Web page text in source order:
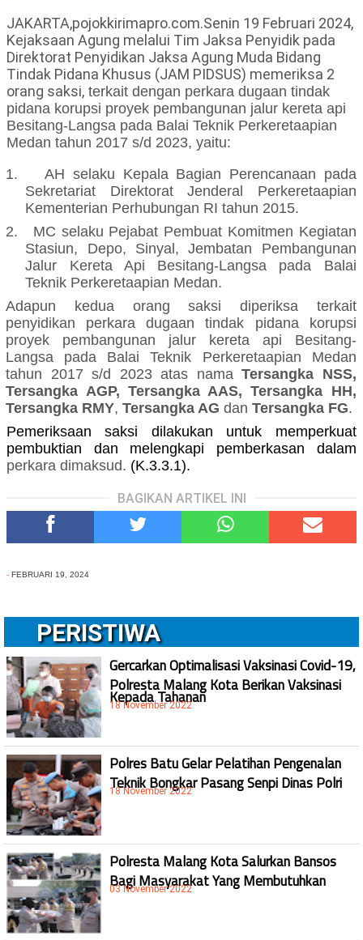
JAKARTA,pojokkirimapro.com.Senin 19 Februari 2024,
Kejaksaan Agung melalui Tim Jaksa Penyidik pada
Direktorat Penyidikan Jaksa Agung Muda Bidang
Tindak Pidana Khusus (JAM PIDSUS) memeriksa 2
orang saksi, terkait dengan perkara dugaan tindak
pidana korupsi proyek pembangunan jalur kereta api
Besitang-Langsa pada Balai Teknik Perkeretaapian
Medan tahun 2017 s/d 2023, yaitu:
1.
AH selaku Kepala Bagian Perencanaan pada
Sekretariat Direktorat Jenderal Perkeretaapian
Kementerian Perhubungan RI tahun 2015.
2.
MC selaku Pejabat Pembuat Komitmen Kegiatan
Stasiun, Depo, Sinyal, Jembatan Pembangunan
Jalur Kereta Api Besitang-Langsa pada Balai
Teknik Perkeretaapian Medan.
Adapun kedua orang saksi diperiksa terkait
penyidikan perkara dugaan tindak pidana korupsi
proyek pembangunan jalur kereta api Besitang-
Langsa pada Balai Teknik Perkeretaapian Medan
tahun 2017 s/d 2023atas namaTersangka NSS,
Tersangka AGP, Tersangka AAS, Tersangka HH,
Tersangka RMY,Tersangka AGdanTersangka FG.
Pemeriksaan saksi dilakukan untuk memperkuat
pembuktian dan melengkapi pemberkasan dalam
perkara dimaksud. (K.3.3.1).
BAGIKAN ARTIKEL INI
- FEBRUARI 19, 2024
PERISTIWA
Gercarkan Optimalisasi Vaksinasi Covid-19,
Polresta Malang Kota Berikan Vaksinasi
Kepada Tahanan
18 November 2022
Polres Batu Gelar Pelatihan Pengenalan
Teknik Bongkar Pasang Senpi Dinas Polri
18 November 2022
Polresta Malang Kota Salurkan Bansos
Bagi Masyarakat Yang Membutuhkan
03 November 2022